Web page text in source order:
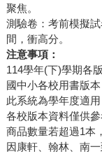
聚焦。
測驗卷：考前模擬
間，衝高分。
注意事項：
114學年(下)學期各
國中小各校用書版
此系統為學年度適用
各校版本資料僅供
商品數量若超過1本
因康軒、翰林、南